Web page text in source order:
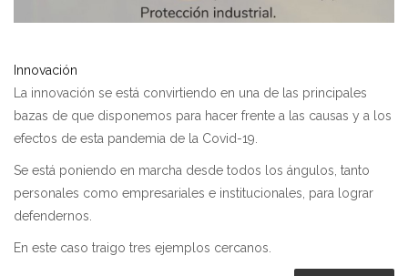
Innovación
La innovación se está convirtiendo en una de las principales
bazas de que disponemos para hacer frente a las causas y a los
efectos de esta pandemia de la Covid-19.
Se está poniendo en marcha desde todos los ángulos, tanto
personales como empresariales e institucionales, para lograr
defendernos.
En este caso traigo tres ejemplos cercanos.